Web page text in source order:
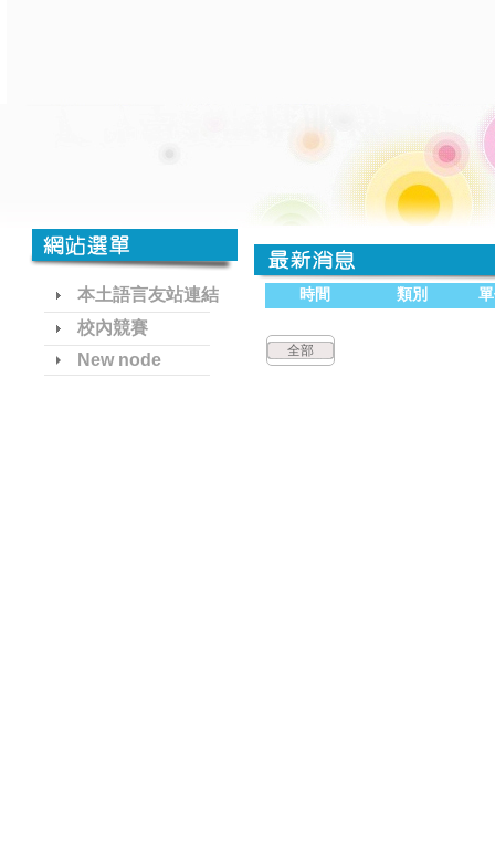
本土語言友站連結
校內競賽
New node
時間 類別
全部